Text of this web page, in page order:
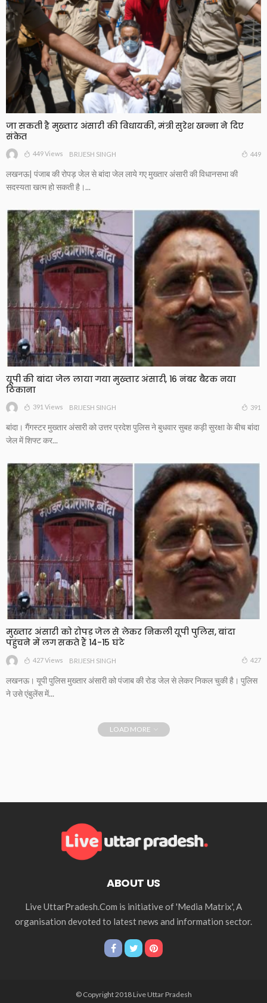
जा सकती है मुख्तार अंसारी की विधायकी, मंत्री सुरेश खन्ना ने दिए
संकेत
449 Views BRIJESH SINGH 449
लखनऊ| पंजाब की रोपड़ जेल से बांदा जेल लाये गए मुख्तार अंसारी की विधानसभा की
सदस्यता खत्म हो सकती है।...
यूपी की बांदा जेल लाया गया मुख्तार अंसारी, 16 नंबर बैरक नया
ठिकाना
391 Views BRIJESH SINGH 391
बांदा। गैंगस्टर मुख्तार अंसारी को उत्तर प्रदेश पुलिस ने बुधवार सुबह कड़ी सुरक्षा के बीच बांदा
जेल में श‍िफ्ट कर...
मुख्तार अंसारी को रोपड़ जेल से लेकर निकली यूपी पुलिस, बांदा
पहुंचने में लग सकते हैं 14-15 घंटे
427 Views BRIJESH SINGH 427
लखनऊ। यूपी पुलिस मुख्तार अंसारी को पंजाब की रोड जेल से लेकर निकल चुकी है। पुलिस
ने उसे एंबुलेंस में...
LOAD MORE
ABOUT US
Live UttarPradesh.Com is initiative of 'Media Matrix', A
organisation devoted to latest news and information sector.
© Copyright 2018 Live Uttar Pradesh